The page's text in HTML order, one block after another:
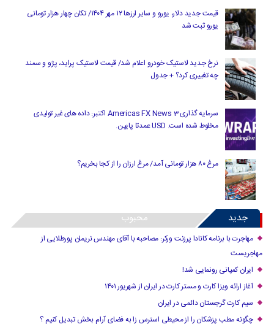
قیمت جدید دلار، یورو و سایر ارزها ۱۲ مهر ۱۴۰۴/ تکان چهار هزار تومانی
یورو ثبت شد
نرخ جدید لاستیک خودرو اعلام شد/ قیمت لاستیک پراید، پژو و سمند
چه تغییری کرد؟ + جدول
سرمایه گذاری Americas FX News 3 اکتبر: داده های غیر تولیدی
مخلوط شده است. USD عمدتا پایین.
مرغ ۸۰ هزار تومانی آمد/ مرغ ارزان را از کجا بخریم؟
جدید محبوب
مهاجرت با برنامه کانادا پرزنت ورکر: مصاحبه با آقای مهندس نریمان پورطلایی از
مهاجریست
ایران کمپانی رونمایی شد!
آغاز ارائه ویزا کارت و مستر کارت در ایران از شهریور ۱۴۰۱
سیم کارت گرجستان دائمی در ایران
چگونه مطب پزشکان را از محیطی استرس زا به فضای آرام بخش تبدیل کنیم ؟